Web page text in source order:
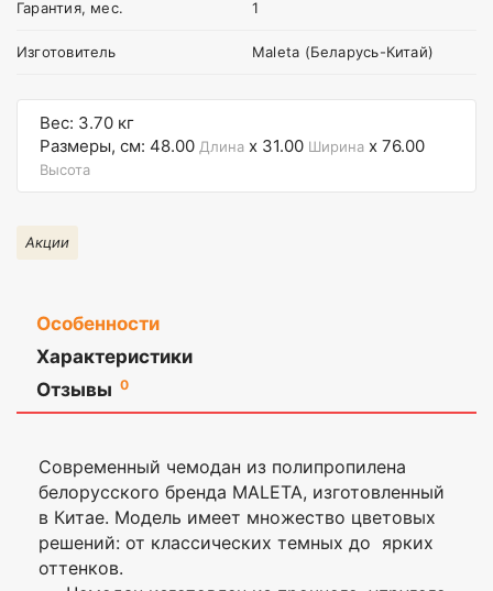
Гарантия, мес. 1
Изготовитель Maleta (Беларусь-Китай)
Вес: 3.70 кг
Размеры, см: 48.00 Длина x 31.00 Ширина x 76.00
Высота
Акции
Особенности
Характеристики
Отзывы 0
Современный чемодан из полипропилена
белорусского бренда MALETA, изготовленный
в Китае. Модель имеет множество цветовых
решений: от классических темных до ярких
оттенков.
Материал
Колёса Несъёмные, 4шт.
Размеры с
колесами, см
Оставить
отзыв
Ваша
оценка